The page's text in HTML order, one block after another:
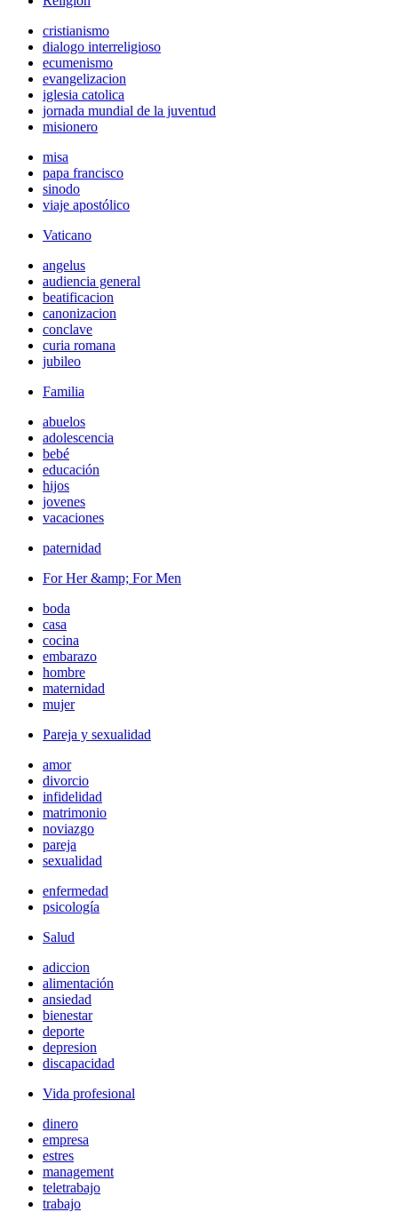
cristianismo
dialogo interreligioso
ecumenismo
evangelizacion
iglesia catolica
jornada mundial de la juventud
misionero
misa
papa francisco
sinodo
viaje apostólico
Vaticano
angelus
audiencia general
beatificacion
canonizacion
conclave
curia romana
jubileo
Familia
abuelos
adolescencia
bebé
educación
hijos
jovenes
vacaciones
paternidad
For Her &amp; For Men
boda
casa
cocina
embarazo
hombre
maternidad
mujer
Pareja y sexualidad
amor
divorcio
infidelidad
matrimonio
noviazgo
pareja
sexualidad
enfermedad
psicología
Salud
adiccion
alimentación
ansiedad
bienestar
deporte
depresion
discapacidad
Vida profesional
dinero
empresa
estres
management
teletrabajo
trabajo